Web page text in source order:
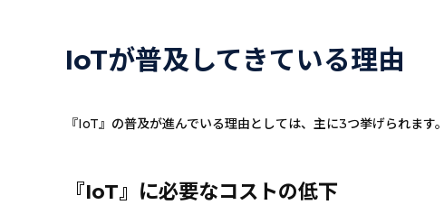
IoTが普及してきている理由
『IoT』の普及が進んでいる理由としては、主に3つ挙げられます。
『IoT』に必要なコストの低下